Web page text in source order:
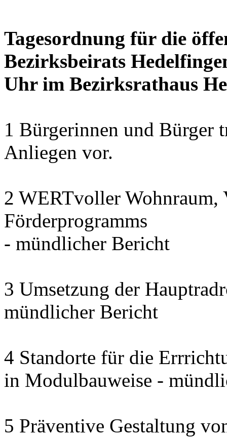
Tagesordnung für die
Bezirksbeirats
Uhr im Bezirksrathaus
1 Bürgerinnen und Bürger
Anliegen vor.
2 WERTvoller Wohnraum,
Förderprogramms
- mündlicher Bericht
3 Umsetzung der
mündlicher Bericht
4 Standorte für die
in Modulbauweise -
5 Präventive Gestaltung